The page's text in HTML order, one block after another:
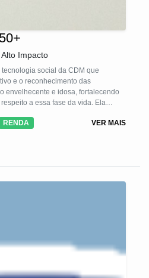
Impacto
social da CDM que
e o reconhecimento das
envelhecente e idosa, fortalecendo
a essa fase da vida. Ela
sociais, inclusão digital e
a jornada garante o acesso a
RENDA VER MAIS